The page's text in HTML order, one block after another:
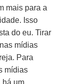
mais para a
Isso
do eu. Tirar
mídias
Para
mídias
há um